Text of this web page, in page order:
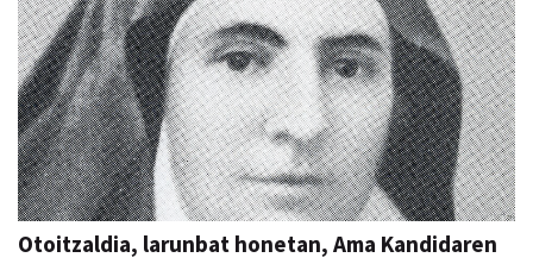
Otoitzaldia, larunbat honetan, Ama Kandidaren